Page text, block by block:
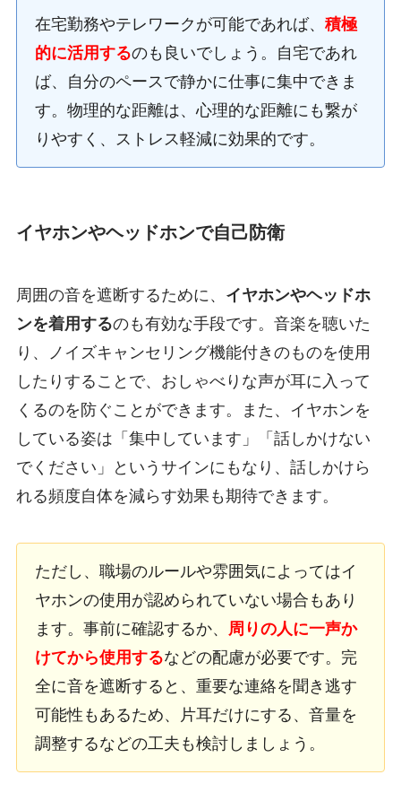
在宅勤務やテレワークが可能であれば、 積極
的に活用するのも良いでしょう。自宅であれ
ば、自分のペースで静かに仕事に集中できま
す。物理的な距離は、心理的な距離にも繋が
りやすく、ストレス軽減に効果的です。
イヤホンやヘッドホンで自己防衛
周囲の音を遮断するために、 イヤホンやヘッドホ
ンを着用するのも有効な手段です。音楽を聴いた
り、ノイズキャンセリング機能付きのものを使用
したりすることで、おしゃべりな声が耳に入って
くるのを防ぐことができます。また、イヤホンを
している姿は「集中しています」「話しかけない
でください」というサインにもなり、話しかけら
れる頻度自体を減らす効果も期待できます。
ただし、職場のルールや雰囲気によってはイ
ヤホンの使用が認められていない場合もあり
ます。事前に確認するか、
周りの人に一声か
けてから使用するなどの配慮が必要です。完
全に音を遮断すると、重要な連絡を聞き逃す
可能性もあるため、片耳だけにする、音量を
調整するなどの工夫も検討しましょう。